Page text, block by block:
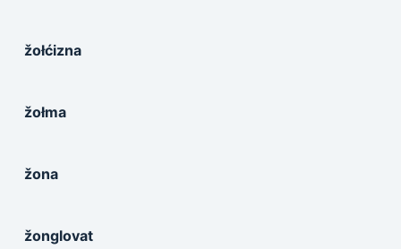
žołćizna
žołma
žona
žonglovat